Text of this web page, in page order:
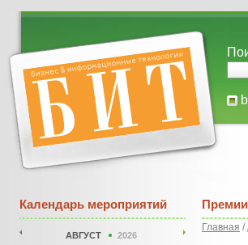
Календарь мероприятий
АВГУСТ 2026
Премии
Главная /